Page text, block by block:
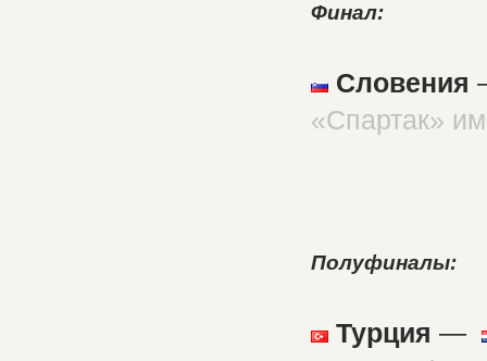
Финал:
Словения
«Спартак»
Полуфиналы:
Турция —